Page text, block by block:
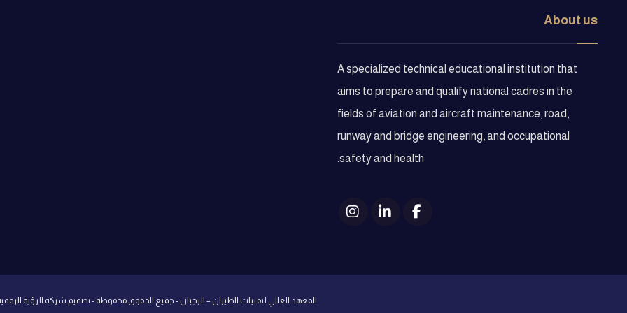
About us
A specialized technical educational institution that
aims to prepare and qualify national cadres in the
fields of aviation and aircraft maintenance, road,
runway and bridge engineering, and occupational
safety and health.
المعهد العالي لتقنيات الطيران – الرجبان - جميع الحقوق محفوظة - تصميم شركة الرؤية